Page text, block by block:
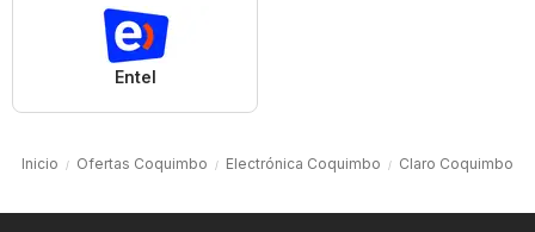
Entel
Inicio Ofertas Coquimbo Electrónica Coquimbo Claro Coquimbo